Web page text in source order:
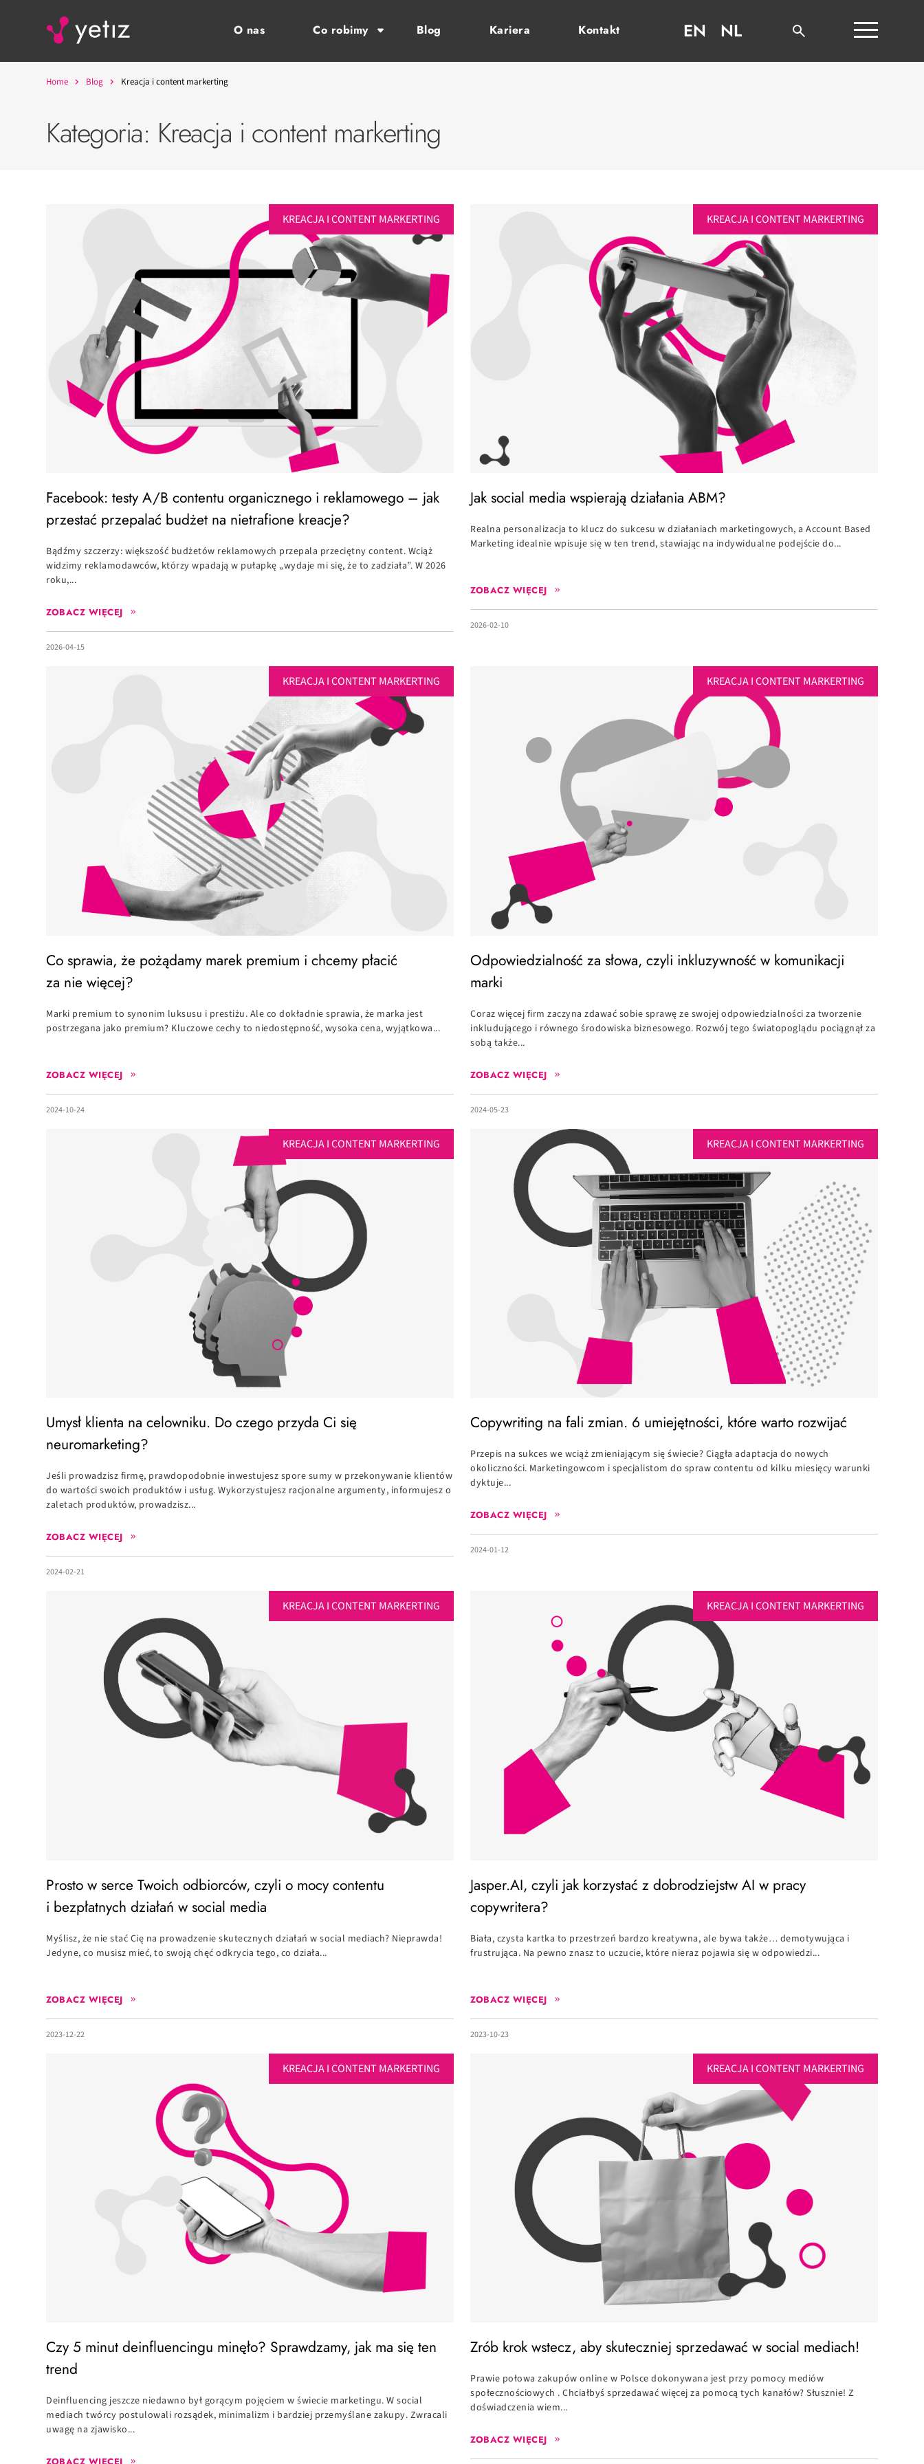
O nas Co robimy Blog Kariera Kontakt EN NL
Home Blog Kreacja i content markerting
Kategoria: Kreacja i content markerting
KREACJA I CONTENT MARKERTING
Facebook: testy A/B contentu organicznego i reklamowego – jak
przestać przepalać budżet na nietrafione kreacje?
Bądźmy szczerzy: większość budżetów reklamowych przepala przeciętny content. Wciąż
widzimy reklamodawców, którzy wpadają w pułapkę „wydaje mi się, że to zadziała”. W 2026
roku,...
ZOBACZ WIĘCEJ
2026-04-15
KREACJA I CONTENT MARKERTING
Jak social media wspierają działania ABM?
Realna personalizacja to klucz do sukcesu w działaniach marketingowych, a Account Based
Marketing idealnie wpisuje się w ten trend, stawiając na indywidualne podejście do...
ZOBACZ WIĘCEJ
2026-02-10
KREACJA I CONTENT MARKERTING
Co sprawia, że pożądamy marek premium i chcemy płacić
za nie więcej?
Marki premium to synonim luksusu i prestiżu. Ale co dokładnie sprawia, że marka jest
postrzegana jako premium? Kluczowe cechy to niedostępność, wysoka cena, wyjątkowa...
ZOBACZ WIĘCEJ
2024-10-24
KREACJA I CONTENT MARKERTING
Odpowiedzialność za słowa, czyli inkluzywność w komunikacji
marki
Coraz więcej firm zaczyna zdawać sobie sprawę ze swojej odpowiedzialności za tworzenie
inkludującego i równego środowiska biznesowego. Rozwój tego światopoglądu pociągnął za
sobą także...
ZOBACZ WIĘCEJ
2024-05-23
KREACJA I CONTENT MARKERTING
Umysł klienta na celowniku. Do czego przyda Ci się
neuromarketing?
Jeśli prowadzisz firmę, prawdopodobnie inwestujesz spore sumy w przekonywanie klientów
do wartości swoich produktów i usług. Wykorzystujesz racjonalne argumenty, informujesz o
zaletach produktów, prowadzisz...
ZOBACZ WIĘCEJ
2024-02-21
KREACJA I CONTENT MARKERTING
Copywriting na fali zmian. 6 umiejętności, które warto rozwijać
Przepis na sukces we wciąż zmieniającym się świecie? Ciągła adaptacja do nowych
okoliczności. Marketingowcom i specjalistom do spraw contentu od kilku miesięcy warunki
dyktuje...
ZOBACZ WIĘCEJ
2024-01-12
KREACJA I CONTENT MARKERTING
Prosto w serce Twoich odbiorców, czyli o mocy contentu
i bezpłatnych działań w social media
Myślisz, że nie stać Cię na prowadzenie skutecznych działań w social mediach? Nieprawda!
Jedyne, co musisz mieć, to swoją chęć odkrycia tego, co działa...
ZOBACZ WIĘCEJ
2023-12-22
KREACJA I CONTENT MARKERTING
Jasper.AI, czyli jak korzystać z dobrodziejstw AI w pracy
copywritera?
Biała, czysta kartka to przestrzeń bardzo kreatywna, ale bywa także… demotywująca i
frustrująca. Na pewno znasz to uczucie, które nieraz pojawia się w odpowiedzi...
ZOBACZ WIĘCEJ
2023-10-23
KREACJA I CONTENT MARKERTING
Czy 5 minut deinfluencingu minęło? Sprawdzamy, jak ma się ten
trend
Deinfluencing jeszcze niedawno był gorącym pojęciem w świecie marketingu. W social
mediach twórcy postulowali rozsądek, minimalizm i bardziej przemyślane zakupy. Zwracali
uwagę na zjawisko...
KREACJA I CONTENT MARKERTING
Zrób krok wstecz, aby skuteczniej sprzedawać w social mediach!
Prawie połowa zakupów online w Polsce dokonywana jest przy pomocy mediów
społecznościowych . Chciałbyś sprzedawać więcej za pomocą tych kanałów? Słusznie! Z
doświadczenia wiem...
ZOBACZ WIĘCEJ